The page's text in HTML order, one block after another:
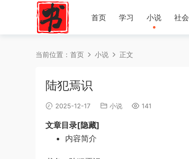
首页 学习 小说 社会
当前位置： 首页 小说 正文
陆犯焉识
2025-12-17 小说 141
文章目录[隐藏]
内容简介